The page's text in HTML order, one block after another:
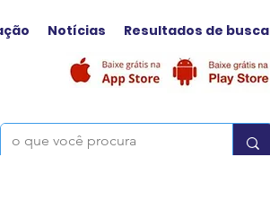
Notícias Resultados de busca